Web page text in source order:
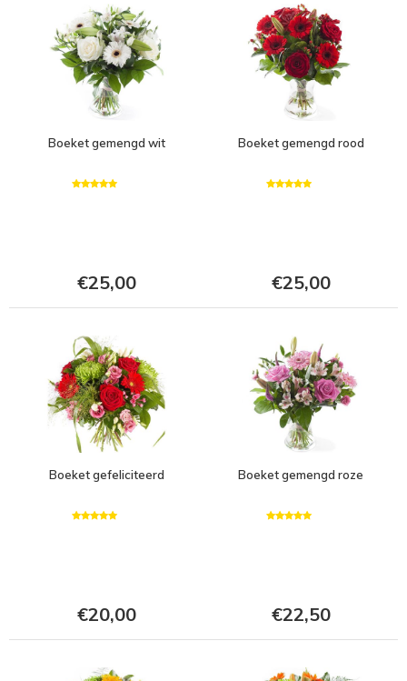
Boeket gemengd wit
€25,00
Boeket gemengd rood
€25,00
Boeket gefeliciteerd
€20,00
Boeket gemengd roze
€22,50